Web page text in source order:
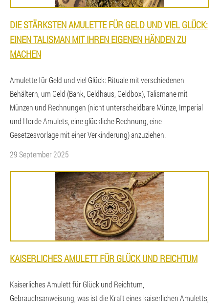
DIE STÄRKSTEN AMULETTE FÜR GELD UND VIEL GLÜCK:
EINEN TALISMAN MIT IHREN EIGENEN HÄNDEN ZU
MACHEN
Amulette für Geld und viel Glück: Rituale mit verschiedenen
Behältern, um Geld (Bank, Geldhaus, Geldbox), Talismane mit
Münzen und Rechnungen (nicht unterscheidbare Münze, Imperial
und Horde Amulets, eine glückliche Rechnung, eine
Gesetzesvorlage mit einer Verkinderung) anzuziehen.
29 September 2025
KAISERLICHES AMULETT FÜR GLÜCK UND REICHTUM
Kaiserliches Amulett für Glück und Reichtum,
Gebrauchsanweisung, was ist die Kraft eines kaiserlichen Amuletts,